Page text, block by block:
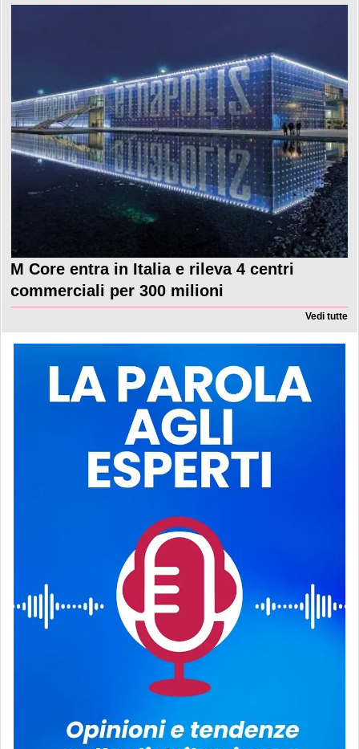
M Core entra in Italia e rileva 4 centri
commerciali per 300 milioni
Vedi tutte